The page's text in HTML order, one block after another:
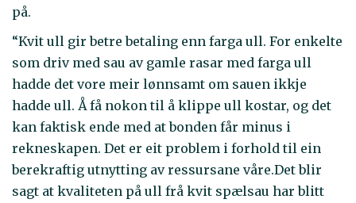
på.
“Kvit ull gir betre betaling enn farga ull. For enkelte
som driv med sau av gamle rasar med farga ull
hadde det vore meir lønnsamt om sauen ikkje
hadde ull. Å få nokon til å klippe ull kostar, og det
kan faktisk ende med at bonden får minus i
rekneskapen. Det er eit problem i forhold til ein
berekraftig utnytting av ressursane våre.Det blir
sagt at kvaliteten på ull frå kvit spælsau har blitt